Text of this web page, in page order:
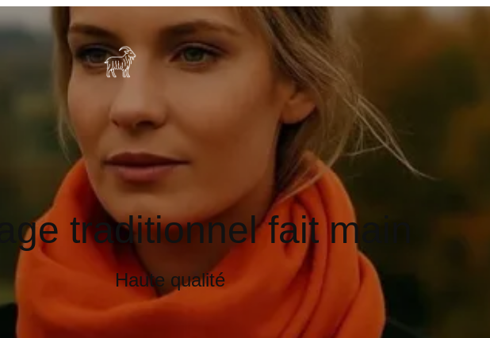
traditionnel fait main
Haute qualité